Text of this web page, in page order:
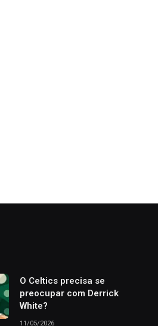
O Celtics precisa se
preocupar com Derrick
White?
11/05/2026